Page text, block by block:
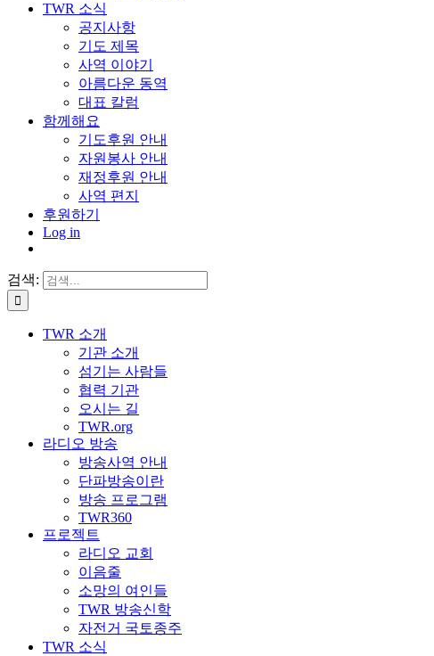
TWR 소식
공지사항
기도 제목
사역 이야기
아름다운 동역
대표 칼럼
함께해요
기도후원 안내
자원봉사 안내
재정후원 안내
사역 편지
후원하기
Log in
검색:
TWR 소개
기관 소개
섬기는 사람들
협력 기관
오시는 길
TWR.org
라디오 방송
방송사역 안내
단파방송이란
방송 프로그램
TWR360
프로젝트
라디오 교회
이음줄
소망의 여인들
TWR 방송신학
자전거 국토종주
TWR 소식